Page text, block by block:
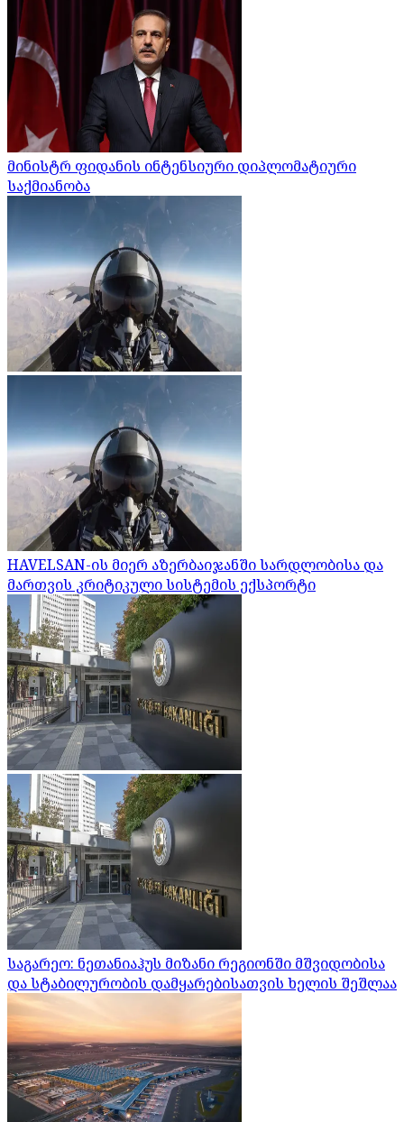
მინისტრ ფიდანის ინტენსიური დიპლომატიური
საქმიანობა
HAVELSAN-ის მიერ აზერბაიჯანში სარდლობისა და
მართვის კრიტიკული სისტემის ექსპორტი
საგარეო: ნეთანიაჰუს მიზანი რეგიონში მშვიდობისა
და სტაბილურობის დამყარებისათვის ხელის შეშლაა